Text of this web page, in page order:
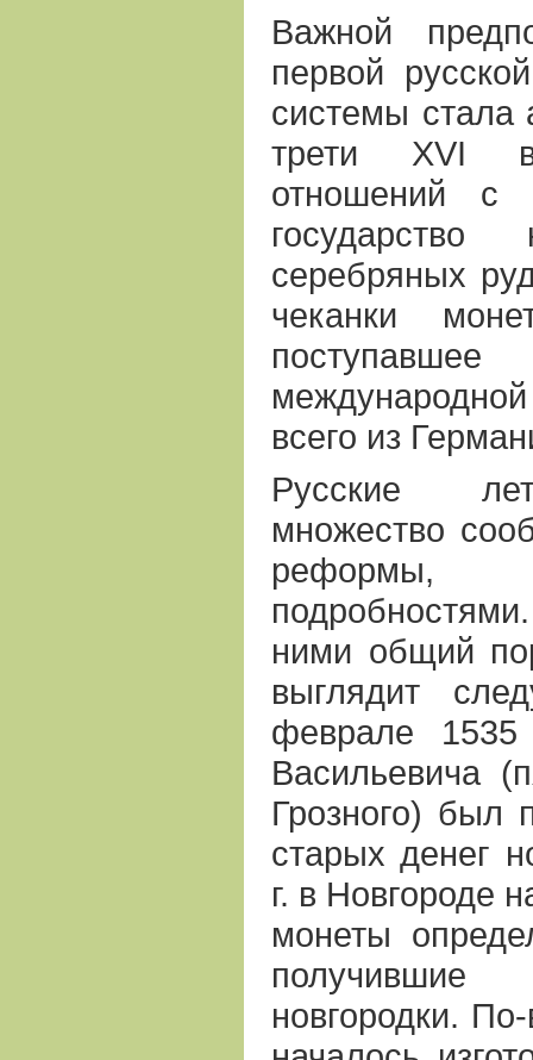
Важной
первой
системы стала
трети ХVI в.
отношений с
серебряных
чеканки
всего из
Русские
множество
реформы,
ними общий
выглядит
феврале
Васильевича
Грозного) был
старых денег
г. в Новгороде
монеты
новгородки.